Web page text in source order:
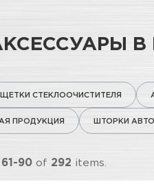
ЩЕТКИ СТЕКЛООЧИСТИТЕЛЯ
ПРОДУКЦИЯ ШТОРКИ
61-90of 292 items.